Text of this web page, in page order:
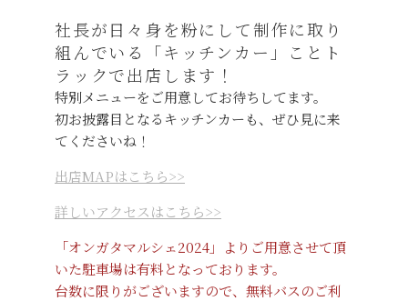
社長が日々身を粉にして制作に取り
組んでいる「キッチンカー」ことト
ラックで出店します！
特別メニューをご用意してお待ちしてます。
初お披露目となるキッチンカーも、ぜひ見に来
てくださいね！
出店MAPはこちら>>
詳しいアクセスはこちら>>
「オンガタマルシェ2024」よりご用意させて頂
いた駐車場は有料となっております。
台数に限りがございますので、無料バスのご利